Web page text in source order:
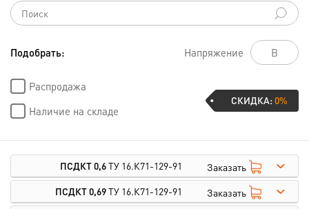
Подобрать: Напряжение
Распродажа
Наличие на складе
СКИДКА:0%
ПСДКТ 0,6ТУ 16.К71-129-91
Заказать
ПСДКТ 0,69ТУ 16.К71-129-91
Заказать